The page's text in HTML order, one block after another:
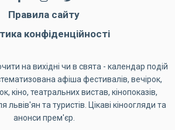
Правила сайту
конфіденційності
на вихідні чи в свята - календар подій
афіша фестивалів, вечірок,
кіно, театральних вистав, кінопоказів,
львів'ян та туристів. Цікаві кіноогляди та
анонси прем'єр.